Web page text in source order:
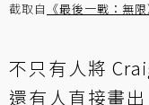
截取自 《最後一戰：無
不只有人將
還有人直接畫